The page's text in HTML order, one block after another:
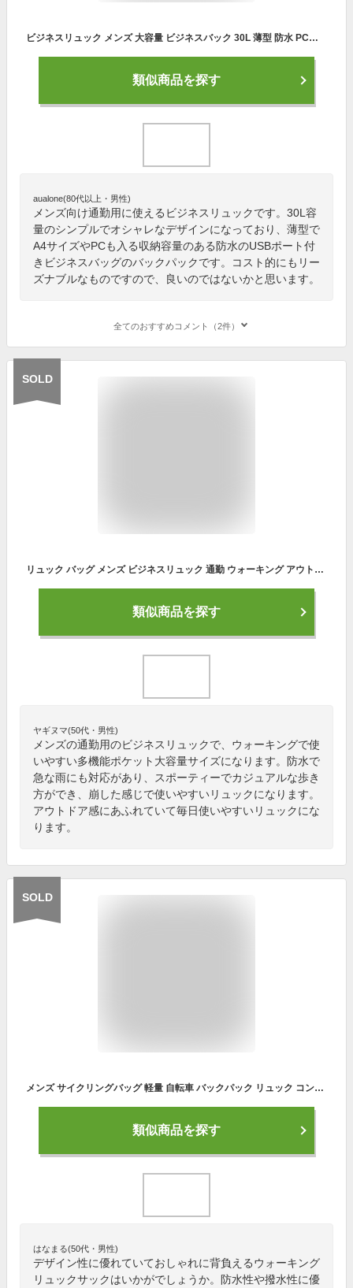
ビジネスリュック メンズ 大容量 ビジネスバック 30L 薄型 防水 PC収納 出張 ウォーキング 自転車 通勤 通学 usbポート 防水 斜め掛け ノートpcやA4 収納スペース 通勤カバン ビジネス 撥水 ビジネス カバン USB充電ポート 20 30 40 50代
類似商品を探す
aualone(80代以上・男性)
メンズ向け通勤用に使えるビジネスリュックです。30L容
量のシンプルでオシャレなデザインになっており、薄型で
A4サイズやPCも入る収納容量のある防水のUSBポート付
きビジネスバッグのバックパックです。コスト的にもリー
ズナブルなものですので、良いのではないかと思います。
全てのおすすめコメント（2件）
SOLD
リュック バッグ メンズ ビジネスリュック 通勤 ウォーキング アウトドア 軽量 多機能 シンプル ポケット 防水 大容量 中学 高校 父の日 旅行
類似商品を探す
ヤギヌマ(50代・男性)
メンズの通勤用のビジネスリュックで、ウォーキングで使
いやすい多機能ポケット大容量サイズになります。防水で
急な雨にも対応があり、スポーティーでカジュアルな歩き
方ができ、崩した感じで使いやすいリュックになります。
アウトドア感にあふれていて毎日使いやすいリュックにな
ります。
SOLD
メンズ サイクリングバッグ 軽量 自転車 バックパック リュック コンパクト 撥水 反射テープ付き 通気 防水 ウォーキング ハイキング ジョギング(グレー, 46cmX25cmX8cm)
類似商品を探す
はなまる(50代・男性)
デザイン性に優れていておしゃれに背負えるウォーキング
リュックサックはいかがでしょうか。防水性や撥水性に優